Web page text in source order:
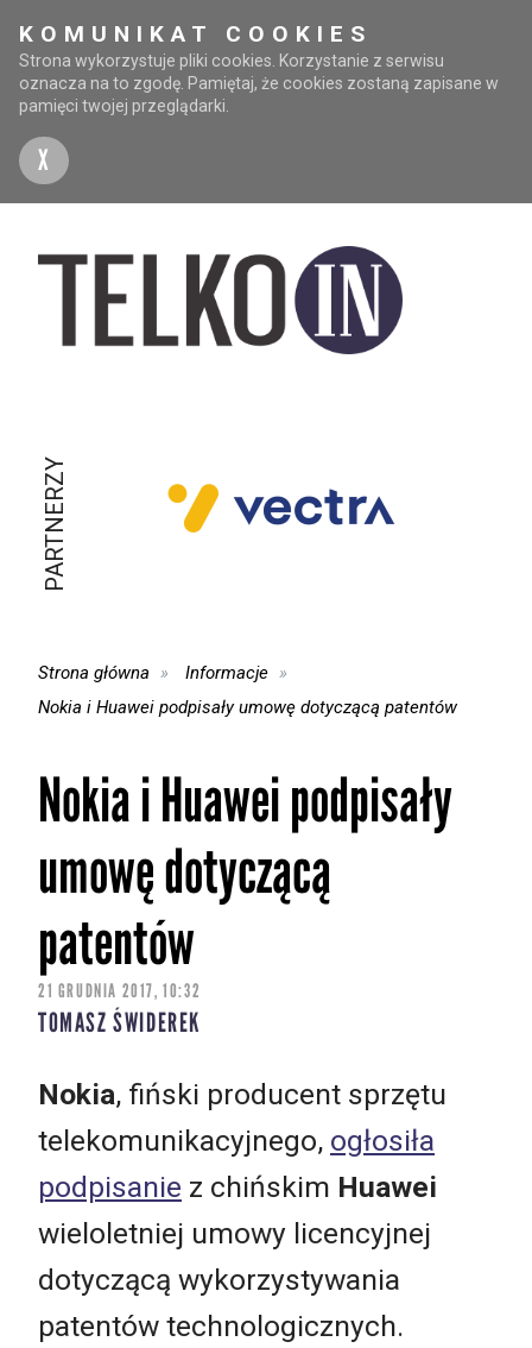
KOMUNIKAT COOKIES
Strona wykorzystuje pliki cookies. Korzystanie z serwisu
oznacza na to zgodę. Pamiętaj, że cookies zostaną zapisane w
pamięci twojej przeglądarki.
X
PARTNERZY
Strona główna
Informacje
Nokia i Huawei podpisały umowę dotyczącą patentów
Nokia i Huawei podpisały
umowę dotyczącą
patentów
21 GRUDNIA 2017, 10:32
TOMASZ ŚWIDEREK
Nokia, fiński producent sprzętu
telekomunikacyjnego, ogłosiła
podpisanie z chińskim Huawei
wieloletniej umowy licencyjnej
dotyczącą wykorzystywania
patentów technologicznych.